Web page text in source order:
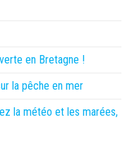
en Bretagne !
la pêche en mer
la météo et les marées,